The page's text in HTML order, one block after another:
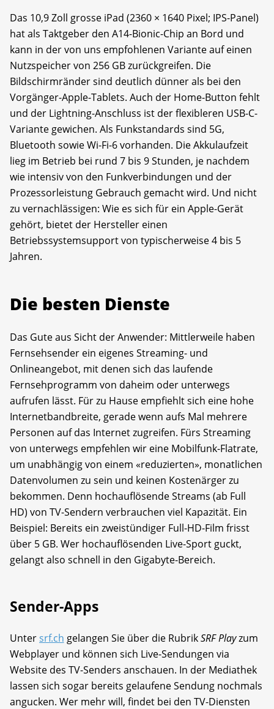
Das 10,9 Zoll grosse iPad (2360 × 1640 Pixel; IPS-Panel)
hat als Taktgeber den A14-Bionic-Chip an Bord und
kann in der von uns empfohlenen Variante auf einen
Nutzspeicher von 256 GB zurückgreifen. Die
Bildschirmränder sind deutlich dünner als bei den
Vorgänger-Apple-Tablets. Auch der Home-Button fehlt
und der Lightning-Anschluss ist der flexibleren USB-C-
Variante gewichen. Als Funkstandards sind 5G,
Bluetooth sowie Wi-Fi-6 vorhanden. Die Akkulaufzeit
lieg im Betrieb bei rund 7 bis 9 Stunden, je nachdem
wie intensiv von den Funkverbindungen und der
Prozessorleistung Gebrauch gemacht wird. Und nicht
zu vernachlässigen: Wie es sich für ein Apple-Gerät
gehört, bietet der Hersteller einen
Betriebssystemsupport von typischerweise 4 bis 5
Jahren.
Die besten Dienste
Das Gute aus Sicht der Anwender: Mittlerweile haben
Fernsehsender ein eigenes Streaming- und
Onlineangebot, mit denen sich das laufende
Fernsehprogramm von daheim oder unterwegs
aufrufen lässt. Für zu Hause empfiehlt sich eine hohe
Internetbandbreite, gerade wenn aufs Mal mehrere
Personen auf das Internet zugreifen. Fürs Streaming
von unterwegs empfehlen wir eine Mobilfunk-Flatrate,
um unabhängig von einem «reduzierten», monatlichen
Datenvolumen zu sein und keinen Kostenärger zu
bekommen. Denn hochauflösende Streams (ab Full
HD) von TV-Sendern verbrauchen viel Kapazität. Ein
Beispiel: Bereits ein zweistündiger Full-HD-Film frisst
über 5 GB. Wer hochauflösenden Live-Sport guckt,
gelangt also schnell in den Gigabyte-Bereich.
Sender-Apps
Untersrf.ch gelangen Sie über die RubrikSRF Playzum
Webplayer und können sich Live-Sendungen via
Website des TV-Senders anschauen. In der Mediathek
lassen sich sogar bereits gelaufene Sendung nochmals
angucken. Wer mehr will, findet bei den TV-Diensten